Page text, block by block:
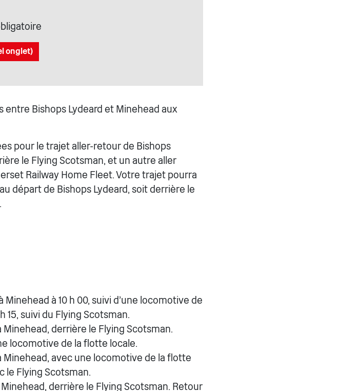
onglet)
entre Bishops Lydeard et Minehead aux
pour le trajet aller-retour de Bishops
le Flying Scotsman, et un autre aller
Railway Home Fleet. Votre trajet pourra
départ de Bishops Lydeard, soit derrière le
Minehead à 10 h 00, suivi d'une locomotive de
15, suivi du Flying Scotsman.
Minehead, derrière le Flying Scotsman.
locomotive de la flotte locale.
Minehead, avec une locomotive de la flotte
le Flying Scotsman.
Minehead, derrière le Flying Scotsman. Retour